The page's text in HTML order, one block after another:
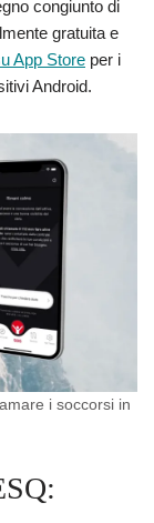
congiunto di
gratuita e
App Store per i
Android.
i soccorsi in